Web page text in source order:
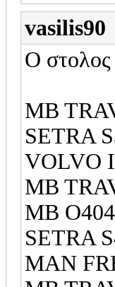
vasilis90
Ο
ΜΒ
SETRA
VOLVO
MB
MB
SETRA
MAN